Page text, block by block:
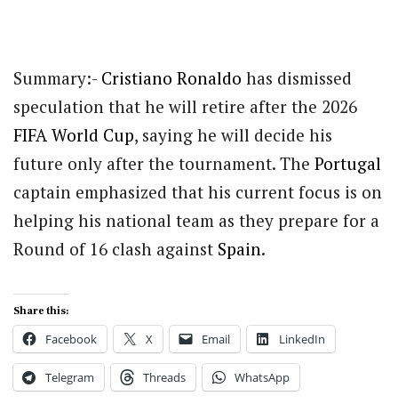
Summary:- Cristiano Ronaldo has dismissed
speculation that he will retire after the 2026
FIFA World Cup, saying he will decide his
future only after the tournament. The Portugal
captain emphasized that his current focus is on
helping his national team as they prepare for a
Round of 16 clash against Spain.
Share this:
Facebook X Email LinkedIn
Telegram Threads WhatsApp